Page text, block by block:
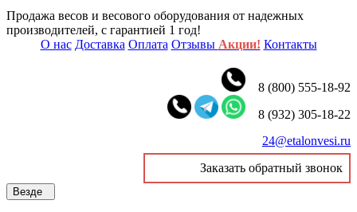
Продажа весов и весового оборудования от надежных
производителей, с гарантией 1 год!
О нас Доставка Оплата Отзывы Акции! Контакты
8 (800) 555-18-92
8 (932) 305-18-22
24@etalonvesi.ru
Заказать обратный звонок
Везде